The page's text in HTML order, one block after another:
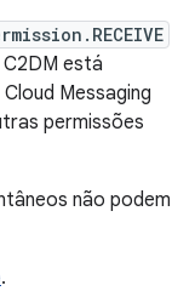
C2DM está
Messaging
permissões
não podem
.